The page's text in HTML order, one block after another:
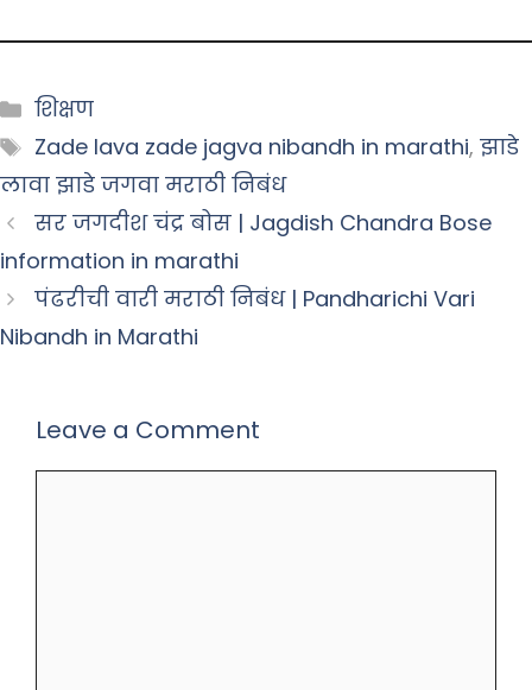
Categories
शिक्षण
Tags
Zade lava zade jagva nibandh in marathi, झाडे
लावा झाडे जगवा मराठी निबंध
सर जगदीश चंद्र बोस | Jagdish Chandra Bose
information in marathi
पंढरीची वारी मराठी निबंध | Pandharichi Vari
Nibandh in Marathi
Leave a Comment